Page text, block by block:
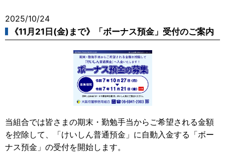
2025/10/24
《11月21日(金)まで》「ボーナス預金」受付のご案内
当組合では皆さまの期末・勤勉手当からご希望される金額
を控除して、「けいしん普通預金」に自動入金する「ボー
ナス預金」の受付を開始します。